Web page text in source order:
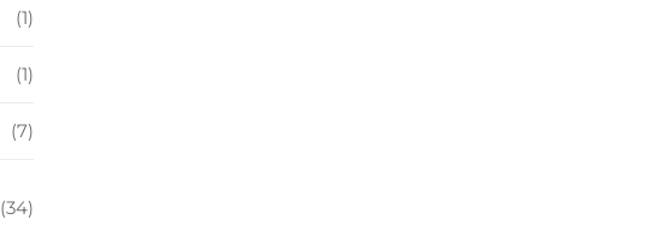
(1)
(1)
(7)
(34)